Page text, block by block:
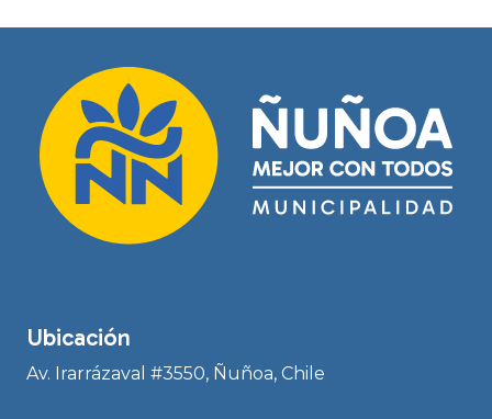
Ubicación
Av. Irarrázaval #3550, Ñuñoa, Chile